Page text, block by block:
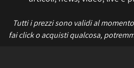
Tutti i prezzi sono validi al
fai click o acquisti qualcosa,